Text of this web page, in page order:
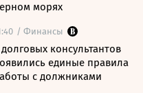
морях
/ Финансы
консультантов
единые правила
с должниками